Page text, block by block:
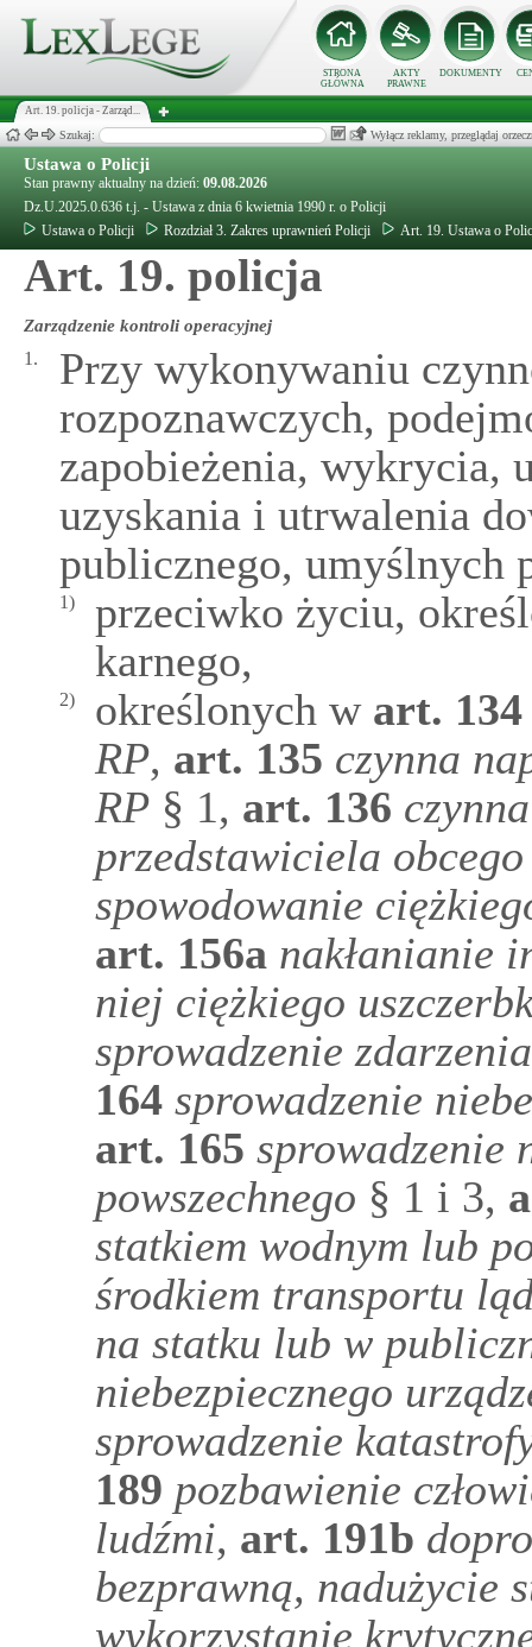
STRONA
GŁÓWNA
AKTY
PRAWNE
DOKUMENTY
Art. 19. policja - Zarząd...
Szukaj: Wyłącz reklamy, przeglądaj
Ustawa o Policji
Stan prawny aktualny na dzień: 09.08.2026
Dz.U.2025.0.636 t.j. - Ustawa z dnia 6 kwietnia 1990 r. o Policji
Ustawa o Policji
Rozdział 3. Zakres uprawnień Policji Art. 19. Ustawa o
Art. 19. policja
Zarządzenie kontroli operacyjnej
1.
Przy wykonywaniu
rozpoznawczych,
zapobieżenia, wykrycia,
uzyskania i utrwalenia
publicznego, umyślnych
1)
przeciwko życiu,
karnego,
2) określonych wart. 134
RP, art. 135 czynna
RP § 1, art. 136
przedstawiciela
spowodowanie
art. 156a nakłanianie
niej ciężkiego
sprowadzenie
164 sprowadzenie
art. 165 sprowadzenie
powszechnego § 1 i 3,
statkiem wodnym lub
środkiem transportu
na statku lub w
niebezpiecznego
sprowadzenie
189 pozbawienie
ludźmi, art. 191b
bezprawną, nadużycie
wykorzystanie